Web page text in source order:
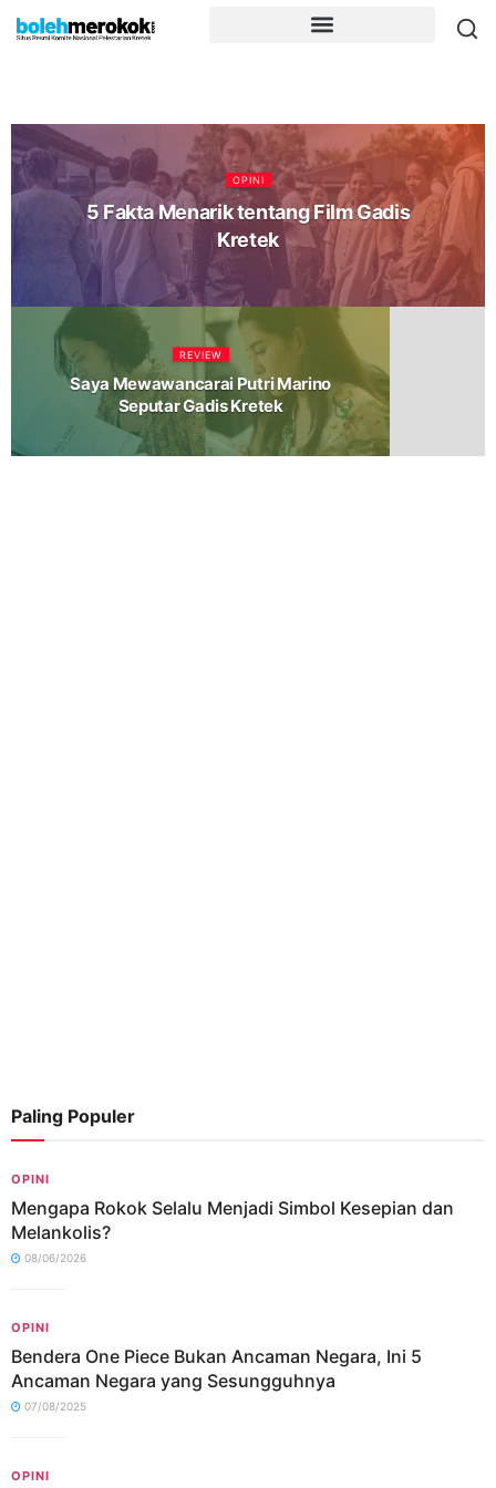
OPINI
5 Fakta Menarik tentang Film Gadis
Kretek
REVIEW
Saya Mewawancarai Putri Marino
Seputar Gadis Kretek
Paling Populer
OPINI
Mengapa Rokok Selalu Menjadi Simbol Kesepian dan
Melankolis?
08/06/2026
OPINI
Bendera One Piece Bukan Ancaman Negara, Ini 5
Ancaman Negara yang Sesungguhnya
07/08/2025
OPINI